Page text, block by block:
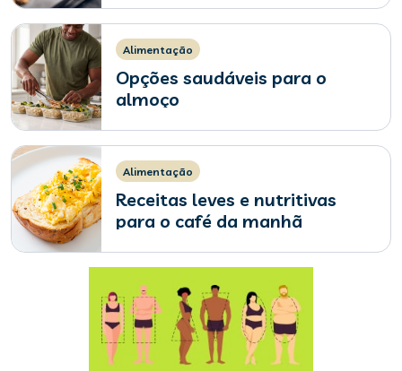
Alimentação
Opções saudáveis para o
almoço
Alimentação
Receitas leves e nutritivas
para o café da manhã